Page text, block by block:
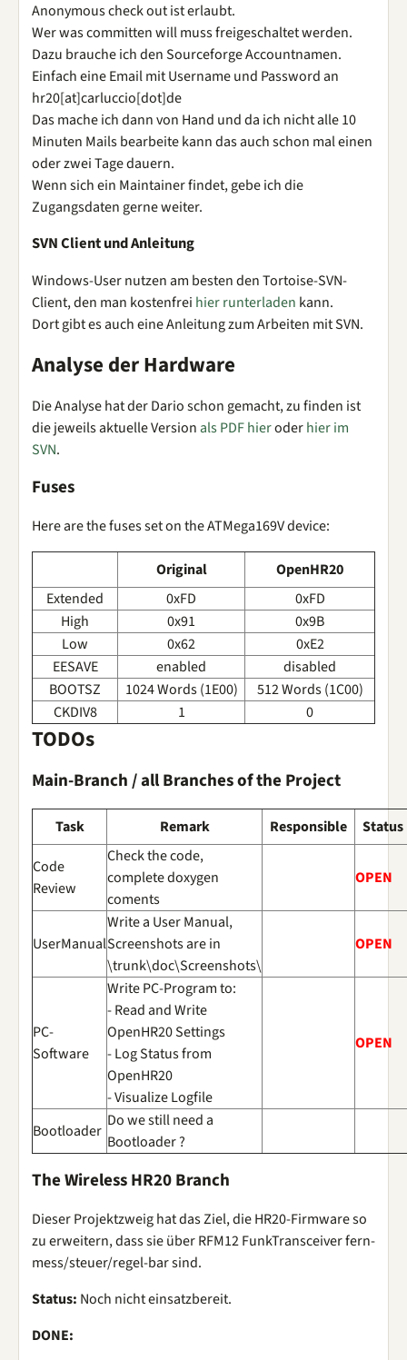
Anonymous check out ist erlaubt.
Wer was committen will muss freigeschaltet werden.
Dazu brauche ich den Sourceforge Accountnamen.
Einfach eine Email mit Username und Password an
hr20[at]carluccio[dot]de
Das mache ich dann von Hand und da ich nicht alle 10
Minuten Mails bearbeite kann das auch schon mal einen
oder zwei Tage dauern.
Wenn sich ein Maintainer findet, gebe ich die
Zugangsdaten gerne weiter.
SVN Client und Anleitung
Windows-User nutzen am besten den Tortoise-SVN-
Client, den man kostenfrei hier runterladen kann.
Dort gibt es auch eine Anleitung zum Arbeiten mit SVN.
Analyse der Hardware
Die Analyse hat der Dario schon gemacht, zu finden ist
die jeweils aktuelle Version als PDF hieroderhier im
SVN.
Fuses
Here are the fuses set on the ATMega169V device:
Original
OpenHR20
Extended
0xFD
0xFD
High
0x91
0x9B
Low
0x62
0xE2
EESAVE
enabled
disabled
BOOTSZ
1024 Words (1E00)
512 Words (1C00)
CKDIV8
1 0
TODOs
Main-Branch / all Branches of the Project
Task Remark Responsible
Status
Code
Review
Check the code,
complete doxygen
coments
OPEN
UserManual
Write a User Manual,
Screenshots are in
\trunk\doc\Screenshots\
OPEN
PC-
Software
Write PC-Program to:
- Read and Write
OpenHR20 Settings
- Log Status from
OpenHR20
- Visualize Logfile
OPEN
Bootloader
Do we still need a
Bootloader ?
The Wireless HR20 Branch
Dieser Projektzweig hat das Ziel, die HR20-Firmware so
zu erweitern, dass sie über RFM12 FunkTransceiver fern-
mess/steuer/regel-bar sind.
Status: Noch nicht einsatzbereit.
DONE: